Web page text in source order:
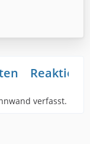
verfasst.